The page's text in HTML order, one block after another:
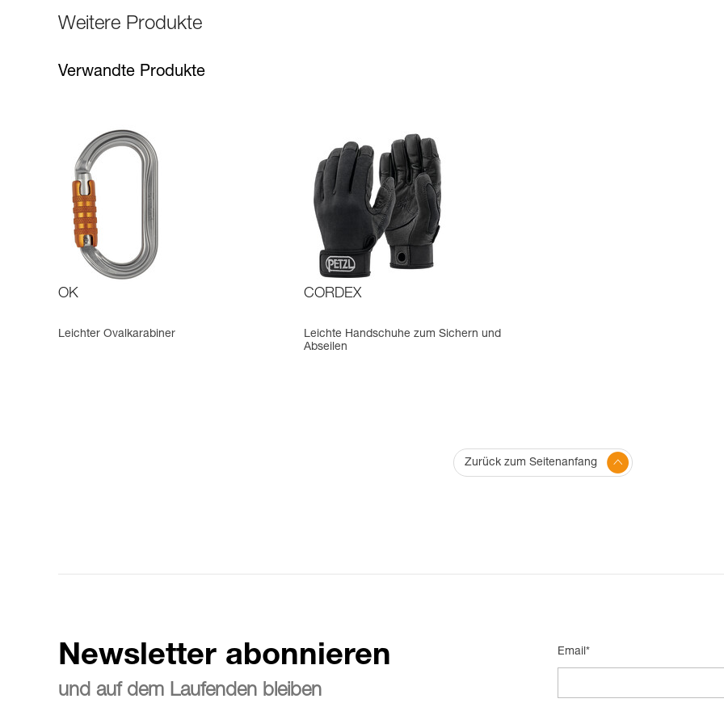
Weitere Produkte
Verwandte Produkte
OK
Leichter Ovalkarabiner
CORDEX
Leichte Handschuhe zum Sichern und
Abseilen
Zurück zum Seitenanfang
Newsletter abonnieren
und auf dem Laufenden bleiben
Email*